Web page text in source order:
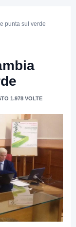
punta sul verde
1.978 VOLTE